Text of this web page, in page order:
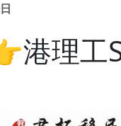
港理工